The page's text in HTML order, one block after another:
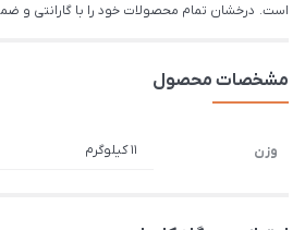
است. درخشان تمام محصولات خود را با گارانتی و ضمانت 5 ساله تولید
مشخصات محصول
وزن 11 کیلوگرم